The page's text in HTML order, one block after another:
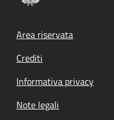
Footer menu
Area riservata
Crediti
Informativa privacy
Note legali